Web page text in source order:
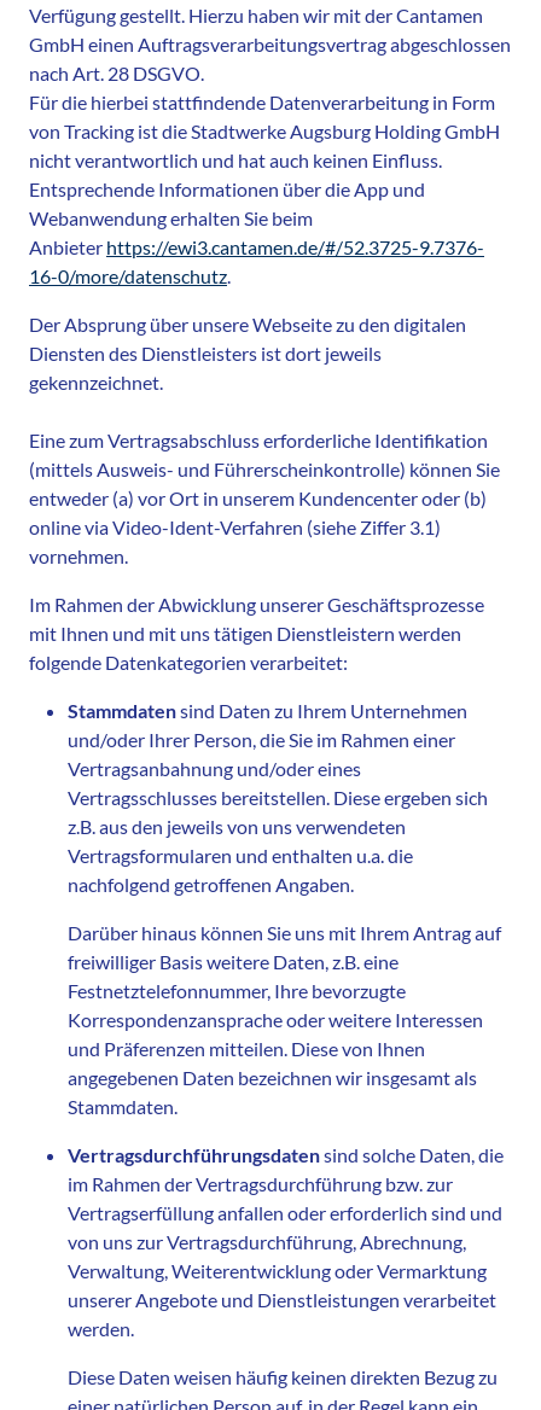
Verfügung gestellt. Hierzu haben wir mit der Cantamen
GmbH einen Auftragsverarbeitungsvertrag abgeschlossen
nach Art. 28 DSGVO.
Für die hierbei stattfindende Datenverarbeitung in Form
von Tracking ist die Stadtwerke Augsburg Holding GmbH
nicht verantwortlich und hat auch keinen Einfluss.
Entsprechende Informationen über die App und
Webanwendung erhalten Sie beim
Anbieter https://ewi3.cantamen.de/#/52.3725-9.7376-
16-0/more/datenschutz.
Der Absprung über unsere Webseite zu den digitalen
Diensten des Dienstleisters ist dort jeweils
gekennzeichnet.
Eine zum Vertragsabschluss erforderliche Identifikation
(mittels Ausweis- und Führerscheinkontrolle) können Sie
entweder (a) vor Ort in unserem Kundencenter oder (b)
online via Video-Ident-Verfahren (siehe Ziffer 3.1)
vornehmen.
Im Rahmen der Abwicklung unserer Geschäftsprozesse
mit Ihnen und mit uns tätigen Dienstleistern werden
folgende Datenkategorien verarbeitet:
Stammdatensind Daten zu Ihrem Unternehmen
und/oder Ihrer Person, die Sie im Rahmen einer
Vertragsanbahnung und/oder eines
Vertragsschlusses bereitstellen. Diese ergeben sich
z.B. aus den jeweils von uns verwendeten
Vertragsformularen und enthalten u.a. die
nachfolgend getroffenen Angaben.
Darüber hinaus können Sie uns mit Ihrem Antrag auf
freiwilliger Basis weitere Daten, z.B. eine
Festnetztelefonnummer, Ihre bevorzugte
Korrespondenzansprache oder weitere Interessen
und Präferenzen mitteilen. Diese von Ihnen
angegebenen Daten bezeichnen wir insgesamt als
Stammdaten.
Vertragsdurchführungsdatensind solche Daten, die
im Rahmen der Vertragsdurchführung bzw. zur
Vertragserfüllung anfallen oder erforderlich sind und
von uns zur Vertragsdurchführung, Abrechnung,
Verwaltung, Weiterentwicklung oder Vermarktung
unserer Angebote und Dienstleistungen verarbeitet
werden.
Diese Daten weisen häufig keinen direkten Bezug zu